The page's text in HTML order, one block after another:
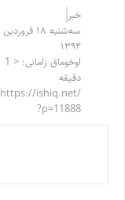
خبر
سه‌شنبه ۱۸ فروردین
۱۳۹۴
اوخوماق زامانی: < 1
دقیقه
https://ishiq.net/
?p=11888